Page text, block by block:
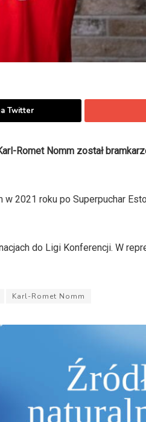
Twitter
Romet Nomm został
2021 roku po Superpuchar
do Ligi Konferencji. W
Karl-Romet Nomm